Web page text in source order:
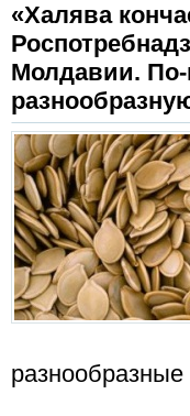
«Халява
Молдавии. По-